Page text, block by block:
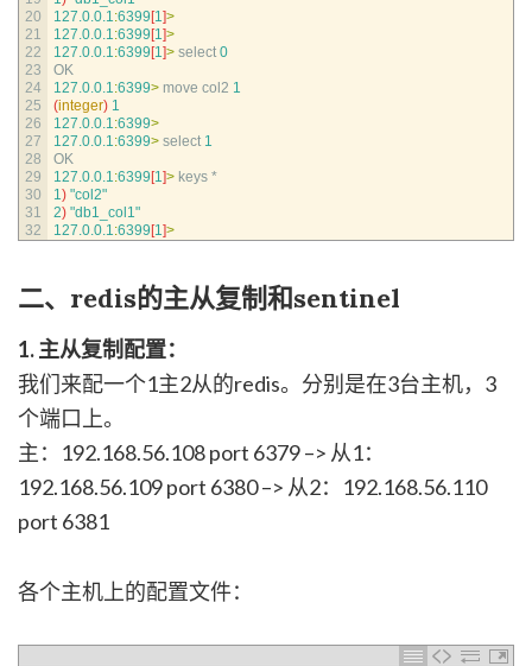
20
21
22
23
24
25
26
27
28
29
30
31
32
127.0.0.1:6399 [1]>
127.0.0.1:6399 [1]>
127.0.0.1:6399 [1]> select 0
OK
127.0.0.1:6399> move col2 1
(integer) 1
127.0.0.1:6399>
127.0.0.1:6399> select 1
OK
127.0.0.1:6399 [1]> keys *
1) "col2"
2) "db1_col1"
127.0.0.1:6399 [1]>
二、redis的主从复制和sentinel
1. 主从复制配置：
我们来配一个1主2从的redis。分别是在3台主机，3
个端口上。
主：192.168.56.108 port 6379 –> 从1：
192.168.56.109 port 6380 –> 从2：192.168.56.110
port 6381
各个主机上的配置文件：